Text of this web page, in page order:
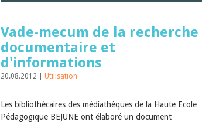
Vade-mecum de la recherche
documentaire et
d'informations
20.08.2012 | Utilisation
Les bibliothécaires des médiathèques de la Haute Ecole
Pédagogique BEJUNE ont élaboré un document